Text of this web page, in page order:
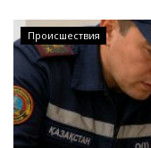
Происшествия